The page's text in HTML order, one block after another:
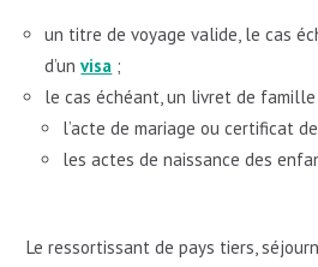
un titre de voyage valide, le cas
d’unvisa ;
le cas échéant, un livret de
l’acte de mariage ou certificat
les actes de naissance des
Le ressortissant de pays tiers,